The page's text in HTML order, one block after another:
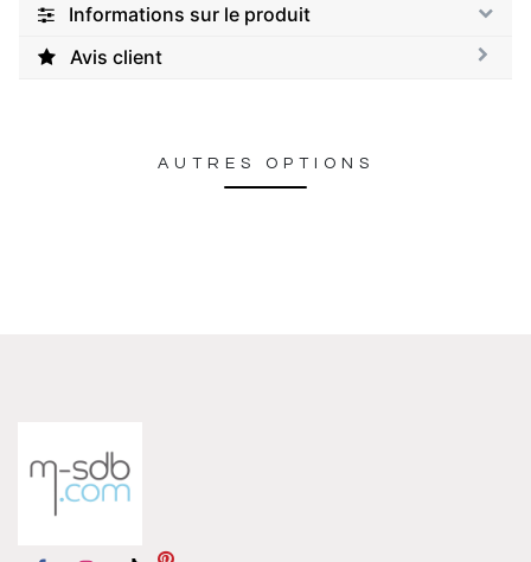
Informations sur le produit
Avis client
AUTRES OPTIONS